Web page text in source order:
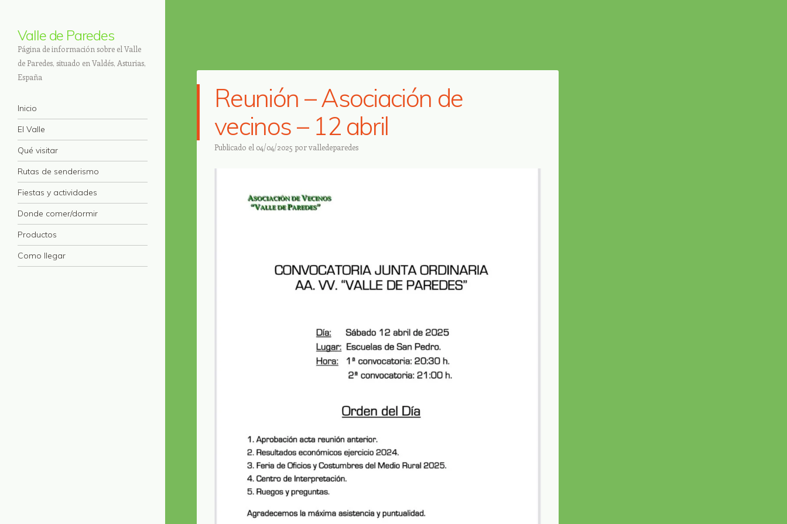
Valle de Paredes
Página de información sobre el Valle
de Paredes, situado en Valdés, Asturias,
España
Navegación
Saltar al contenido.
Inicio
El Valle
Qué visitar
Rutas de senderismo
Fiestas y actividades
Donde comer/dormir
Productos
Como llegar
Reunión – Asociación de
vecinos – 12 abril
Publicado el 04/04/2025 porvalledeparedes